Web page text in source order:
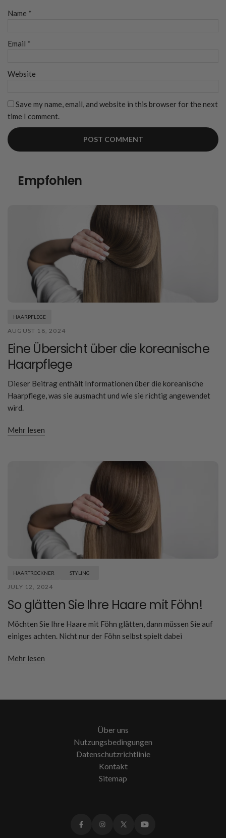
Name *
Email *
Website
Save my name, email, and website in this browser for the next
time I comment.
Empfohlen
HAARPFLEGE
AUGUST 18, 2024
Eine Übersicht über die koreanische
Haarpflege
Dieser Beitrag enthält Informationen über die koreanische
Haarpflege, was sie ausmacht und wie sie richtig angewendet
wird.
Mehr lesen
HAARTROCKNER STYLING
JULY 12, 2024
So glätten Sie Ihre Haare mit Föhn!
Möchten Sie Ihre Haare mit Föhn glätten, dann müssen Sie auf
einiges achten. Nicht nur der Föhn selbst spielt dabei
Mehr lesen
Über uns
Nutzungsbedingungen
Datenschutzrichtlinie
Kontakt
Sitemap